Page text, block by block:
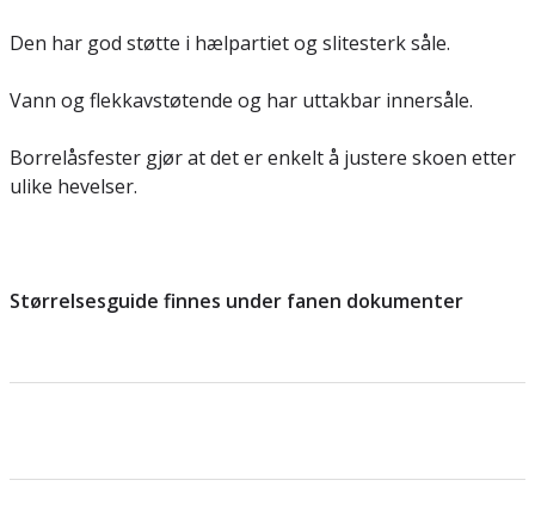
Den har god støtte i hælpartiet og slitesterk såle.
Vann og flekkavstøtende og har uttakbar innersåle.
Borrelåsfester gjør at det er enkelt å justere skoen etter
ulike hevelser.
Størrelsesguide finnes under fanen dokumenter